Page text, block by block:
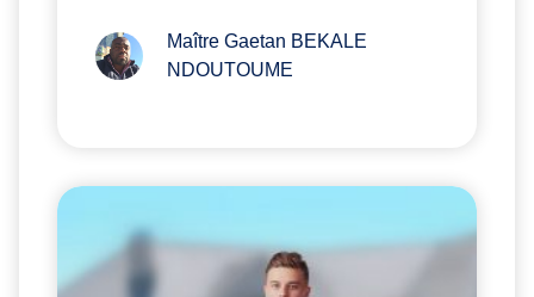
Maître Gaetan BEKALE
NDOUTOUME